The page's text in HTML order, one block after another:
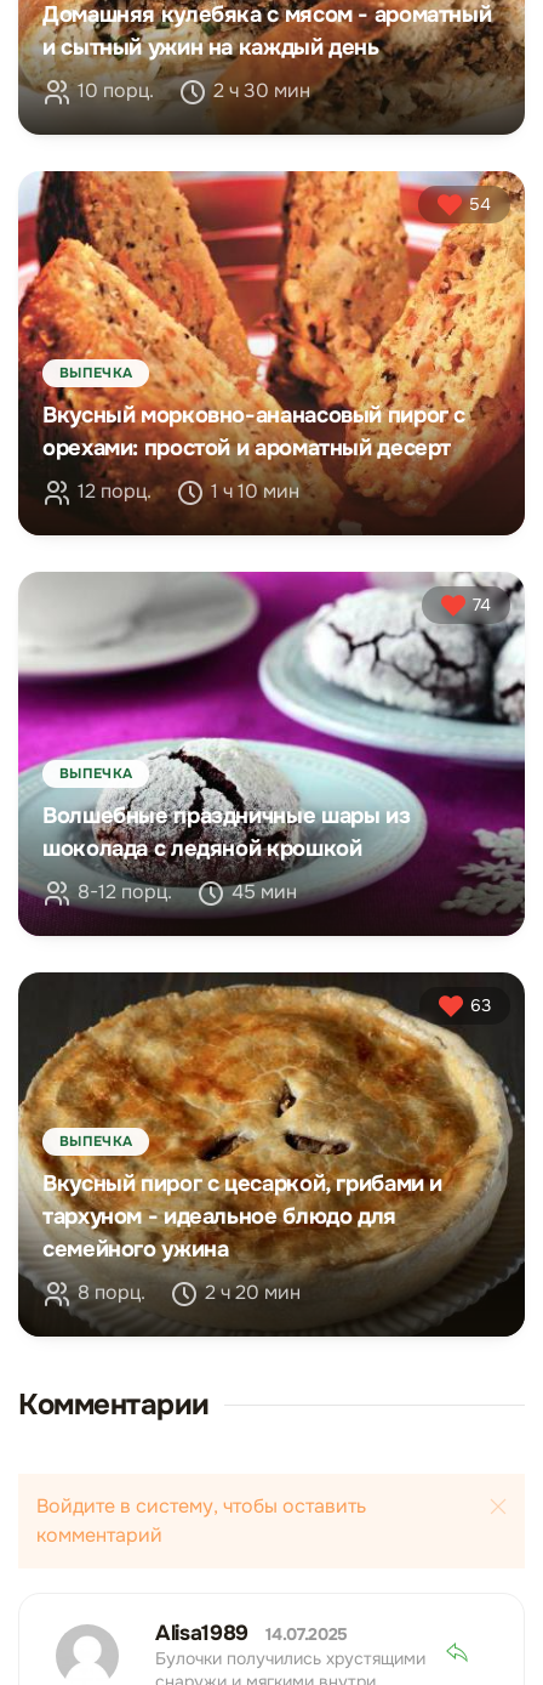
Домашняя кулебяка с мясом - ароматный
и сытный ужин на каждый день
10 порц. 2 ч 30 мин
54
ВЫПЕЧКА
Вкусный морковно-ананасовый пирог с
орехами: простой и ароматный десерт
12 порц. 1 ч 10 мин
74
ВЫПЕЧКА
Волшебные праздничные шары из
шоколада с ледяной крошкой
8-12 порц. 45 мин
63
ВЫПЕЧКА
Вкусный пирог с цесаркой, грибами и
тархуном - идеальное блюдо для
семейного ужина
8 порц. 2 ч 20 мин
Комментарии
Войдите в систему, чтобы оставить
комментарий
Alisa1989
14.07.2025
Булочки получились хрустящими